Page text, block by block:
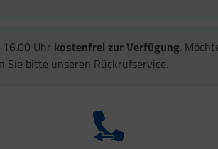
Uhr kostenfrei zur Verfügung.
Sie bitte unseren Rückrufservice.